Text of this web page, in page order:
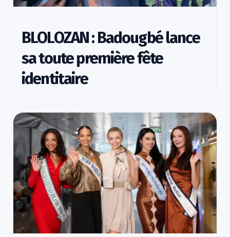
BLOLOZAN : Badougbé lance
sa toute première fête
identitaire